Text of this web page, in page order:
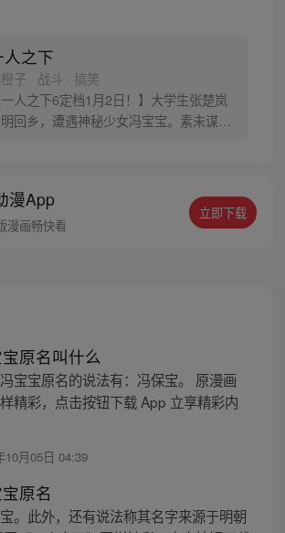
人之下
子 · 战斗 · 搞笑
一人之下6定档1月2日！】大学生张楚岚
回乡，遭遇神秘少女冯宝宝。素未谋面
张楚岚的生活被彻底颠覆，与冯宝宝一
上“异人”之旅。
漫App
漫画畅快看
立即下载
原名叫什么
宝宝原名的说法有：冯保宝。 原漫画
精彩，点击按钮下载 App 立享精彩内
10月05日 04:39
原名
。此外，还有说法称其名字来源于明朝